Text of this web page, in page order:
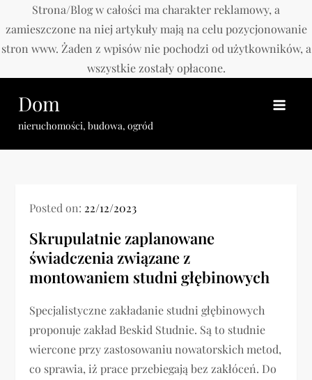
Strona/Blog w całości ma charakter reklamowy, a
zamieszczone na niej artykuły mają na celu pozycjonowanie
stron www. Żaden z wpisów nie pochodzi od użytkowników, a
wszystkie zostały opłacone.
content
Dom
nieruchomości, budowa, ogród
Posted on: 22/12/2023
Skrupulatnie zaplanowane
świadczenia związane z
montowaniem studni głębinowych
Specjalistyczne zakładanie studni głębinowych
proponuje zakład Beskid Studnie. Są to studnie
wiercone przy zastosowaniu nowatorskich metod,
co sprawia, iż prace przebiegają bez zakłóceń. Do